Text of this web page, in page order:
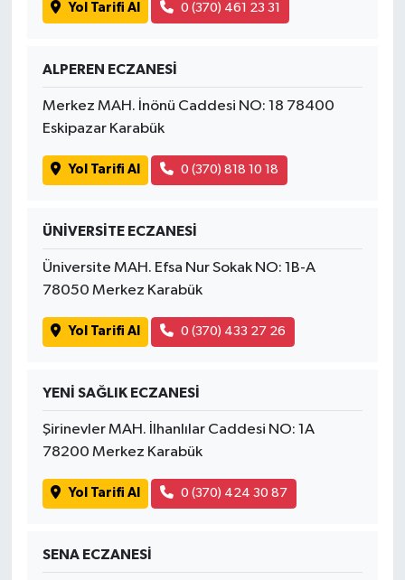
Yol Tarifi Al 0 (370) 461 23 31
ALPEREN ECZANESİ
Merkez MAH. İnönü Caddesi NO: 18 78400
Eskipazar Karabük
Yol Tarifi Al 0 (370) 818 10 18
ÜNİVERSİTE ECZANESİ
Üniversite MAH. Efsa Nur Sokak NO: 1B-A
78050 Merkez Karabük
Yol Tarifi Al 0 (370) 433 27 26
YENİ SAĞLIK ECZANESİ
Şirinevler MAH. İlhanlılar Caddesi NO: 1A
78200 Merkez Karabük
Yol Tarifi Al 0 (370) 424 30 87
SENA ECZANESİ